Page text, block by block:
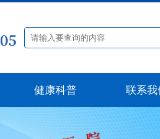
健康科普 联系我